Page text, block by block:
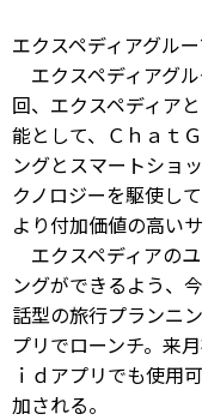
エクスペディアグル
エクスペディアグ
回、エクスペディア
能として、Ｃｈａｔ
ングとスマートショ
クノロジーを駆使し
より付加価値の高い
エクスペディアの
ングができるよう、
話型の旅行プランニ
プリでローンチ。来
ｉｄアプリでも使用
加される。